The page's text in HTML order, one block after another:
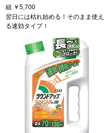
組 ￥5,700
翌日には枯れ始める！そのまま使え
る速効タイプ！